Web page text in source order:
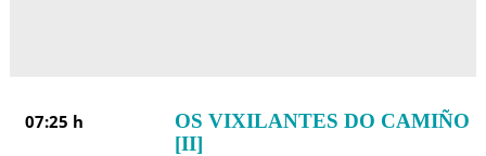
07:25 h
OS VIXILANTES DO CAMIÑO
[II]